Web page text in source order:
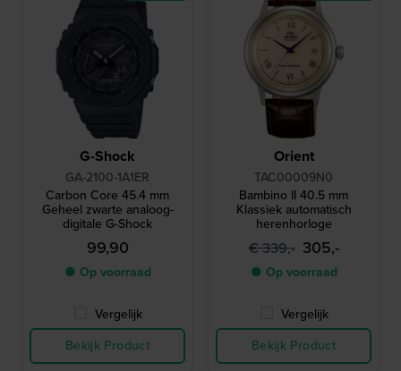
G-Shock
GA-2100-1A1ER
Carbon Core 45.4 mm
Geheel zwarte analoog-
digitale G-Shock
99,90
● Op voorraad
Vergelijk
Bekijk Product
Orient
TAC00009N0
Bambino II 40.5 mm
Klassiek automatisch
herenhorloge
€ 339,- 305,-
● Op voorraad
Vergelijk
Bekijk Product